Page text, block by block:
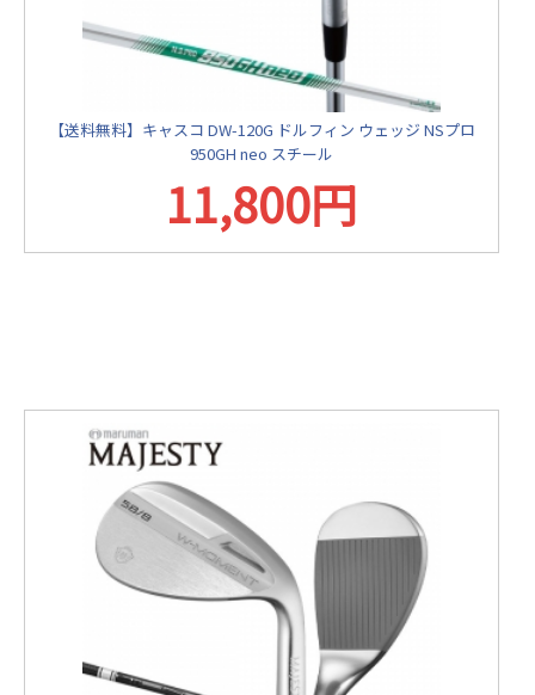
【送料無料】キャスコ DW-120G ドルフィン ウェッジ NSプロ
950GH neo スチール
11,800円